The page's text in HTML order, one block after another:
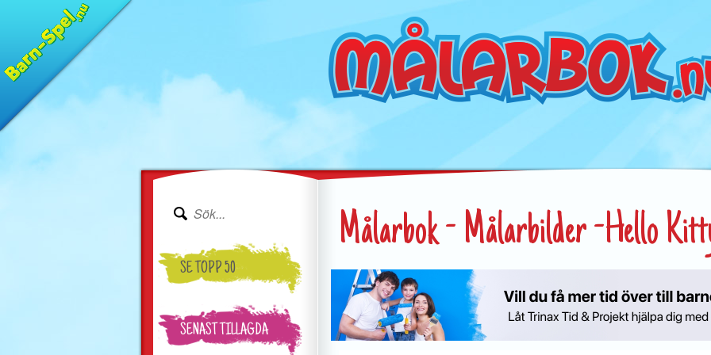
SE TOPP 50
SENAST TILLAGDA
Målarbok - Målarbilder -Hello